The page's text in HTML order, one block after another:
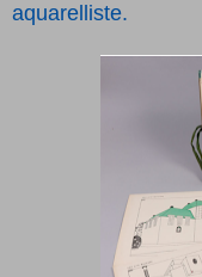
aquarelliste.